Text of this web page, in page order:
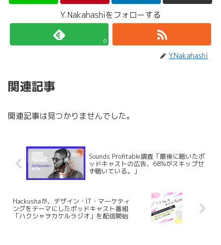
Y.Nakahashiをフォローする
0
Y.Nakahashi
関連記事
関連記事は見つかりませんでした。
Sounds Profitable調査「最後に聴いたポ
ッドキャストの広告、68%がスキップせ
ず聴いている。」
Hackushaが、デザイン・IT・マーケティ
ングをテーマにしたポッドキャスト番組
「ハクシャヲカケルラジオ」を配信開始